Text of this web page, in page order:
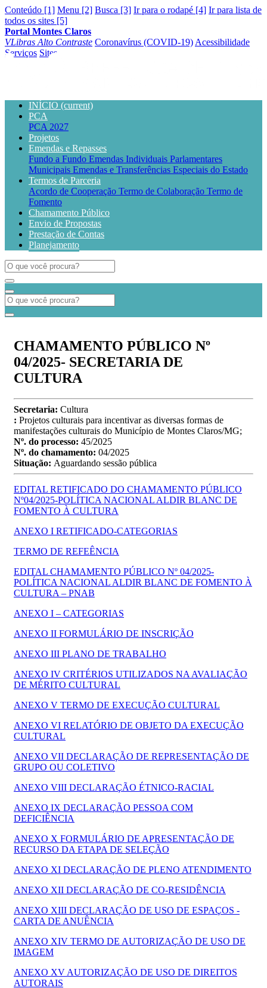
Conteúdo [1] Menu [2] Busca [3] Ir para o rodapé [4] Ir para lista de
todos os sites [5]
Portal Montes Claros
VLibras Alto Contraste Coronavírus (COVID-19) Acessibilidade
Serviços Sites
INÍCIO (current)
PCA
PCA 2027
Projetos
Emendas e Repasses
Fundo a Fundo Emendas Individuais Parlamentares
Municipais Emendas e Transferências Especiais do Estado
Termos de Parceria
Acordo de Cooperação Termo de Colaboração Termo de
Fomento
Chamamento Público
Envio de Propostas
Prestação de Contas
Planejamento
CHAMAMENTO PÚBLICO Nº
04/2025- SECRETARIA DE
CULTURA
Secretaria: Cultura
: Projetos culturais para incentivar as diversas formas de
manifestações culturais do Município de Montes Claros/MG;
Nº. do processo: 45/2025
Nº. do chamamento: 04/2025
Situação: Aguardando sessão pública
EDITAL RETIFICADO DO CHAMAMENTO PÚBLICO
Nº04/2025-POLÍTICA NACIONAL ALDIR BLANC DE
FOMENTO À CULTURA
ANEXO I RETIFICADO-CATEGORIAS
TERMO DE REFEÊNCIA
EDITAL CHAMAMENTO PÚBLICO Nº 04/2025-
POLÍTICA NACIONAL ALDIR BLANC DE FOMENTO À
CULTURA – PNAB
ANEXO I – CATEGORIAS
ANEXO II FORMULÁRIO DE INSCRIÇÃO
ANEXO III PLANO DE TRABALHO
ANEXO IV CRITÉRIOS UTILIZADOS NA AVALIAÇÃO
DE MÉRITO CULTURAL
ANEXO V TERMO DE EXECUÇÃO CULTURAL
ANEXO VI RELATÓRIO DE OBJETO DA EXECUÇÃO
CULTURAL
ANEXO VII DECLARAÇÃO DE REPRESENTAÇÃO DE
GRUPO OU COLETIVO
ANEXO VIII DECLARAÇÃO ÉTNICO-RACIAL
ANEXO IX DECLARAÇÃO PESSOA COM
DEFICIÊNCIA
ANEXO X FORMULÁRIO DE APRESENTAÇÃO DE
RECURSO DA ETAPA DE SELEÇÃO
ANEXO XI DECLARAÇÃO DE PLENO ATENDIMENTO
ANEXO XII DECLARAÇÃO DE CO-RESIDÊNCIA
ANEXO XIII DECLARAÇÃO DE USO DE ESPAÇOS -
CARTA DE ANUÊNCIA
ANEXO XIV TERMO DE AUTORIZAÇÃO DE USO DE
IMAGEM
ANEXO XV AUTORIZAÇÃO DE USO DE DIREITOS
AUTORAIS